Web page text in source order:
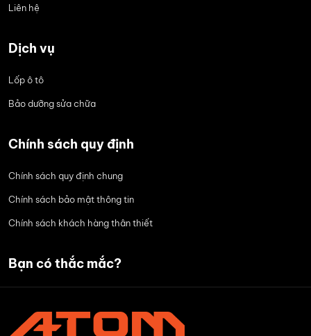
Liên hệ
Dịch vụ
Lốp ô tô
Bảo dưỡng sửa chữa
Chính sách quy định
Chính sách quy định chung
Chính sách bảo mật thông tin
Chính sách khách hàng thân thiết
Bạn có thắc mắc?